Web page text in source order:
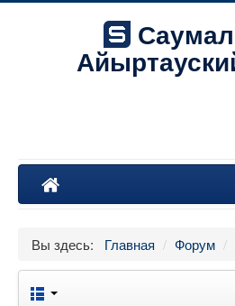
Форум
Фотографии
Вы здесь: Главная / Форум /